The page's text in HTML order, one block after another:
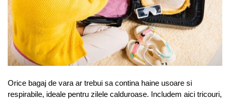
Orice bagaj de vara ar trebui sa contina haine usoare si
respirabile, ideale pentru zilele calduroase. Includem aici tricouri,